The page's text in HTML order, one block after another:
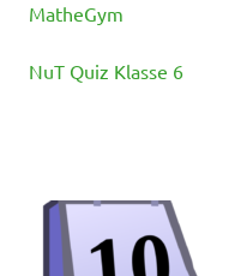
MatheGym
NuT Quiz Klasse 6